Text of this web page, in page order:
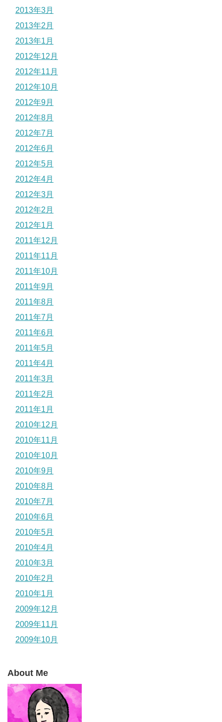
2013年3月
2013年2月
2013年1月
2012年12月
2012年11月
2012年10月
2012年9月
2012年8月
2012年7月
2012年6月
2012年5月
2012年4月
2012年3月
2012年2月
2012年1月
2011年12月
2011年11月
2011年10月
2011年9月
2011年8月
2011年7月
2011年6月
2011年5月
2011年4月
2011年3月
2011年2月
2011年1月
2010年12月
2010年11月
2010年10月
2010年9月
2010年8月
2010年7月
2010年6月
2010年5月
2010年4月
2010年3月
2010年2月
2010年1月
2009年12月
2009年11月
2009年10月
About Me